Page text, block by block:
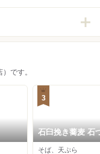
です。
3
石臼挽き蕎麦 石
そば、天ぷら